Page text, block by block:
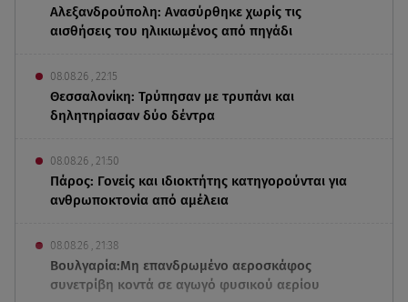
Αλεξανδρούπολη: Ανασύρθηκε χωρίς τις
αισθήσεις του ηλικιωμένος από πηγάδι
08.08.26 , 22:15
Θεσσαλονίκη: Τρύπησαν με τρυπάνι και
δηλητηρίασαν δύο δέντρα
08.08.26 , 21:50
Πάρος: Γονείς και ιδιοκτήτης κατηγορούνται για
ανθρωποκτονία από αμέλεια
08.08.26 , 21:38
Βουλγαρία:Μη επανδρωμένο αεροσκάφος
συνετρίβη κοντά σε αγωγό φυσικού αερίου